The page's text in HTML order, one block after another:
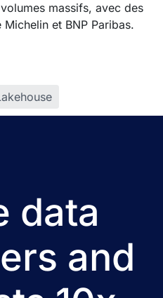
massifs, avec des
et BNP Paribas.
data
and